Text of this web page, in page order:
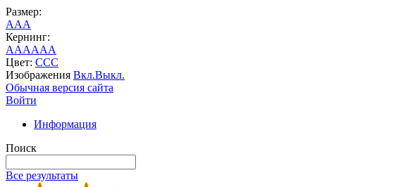
Размер:
AAA
Кернинг:
AAAAAA
Цвет: CCC
Изображения Вкл.Выкл.
Обычная версия сайта
Войти
Информация
Поиск
Все результаты